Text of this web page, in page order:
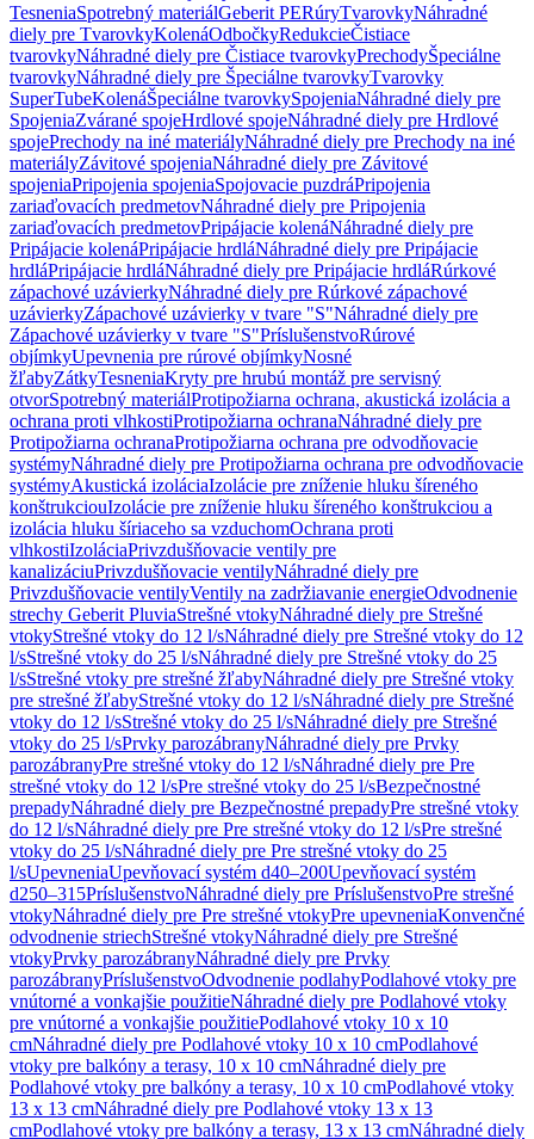
TesneniaSpotrebný materiálGeberit PERúryTvarovkyNáhradné
diely pre TvarovkyKolenáOdbočkyRedukcieČistiace
tvarovkyNáhradné diely pre Čistiace tvarovkyPrechodyŠpeciálne
tvarovkyNáhradné diely pre Špeciálne tvarovkyTvarovky
SuperTubeKolenáŠpeciálne tvarovkySpojeniaNáhradné diely pre
SpojeniaZvárané spojeHrdlové spojeNáhradné diely pre Hrdlové
spojePrechody na iné materiályNáhradné diely pre Prechody na iné
materiályZávitové spojeniaNáhradné diely pre Závitové
spojeniaPripojenia spojeniaSpojovacie puzdráPripojenia
zariaďovacích predmetovNáhradné diely pre Pripojenia
zariaďovacích predmetovPripájacie kolenáNáhradné diely pre
Pripájacie kolenáPripájacie hrdláNáhradné diely pre Pripájacie
hrdláPripájacie hrdláNáhradné diely pre Pripájacie hrdláRúrkové
zápachové uzávierkyNáhradné diely pre Rúrkové zápachové
uzávierkyZápachové uzávierky v tvare "S"Náhradné diely pre
Zápachové uzávierky v tvare "S"PríslušenstvoRúrové
objímkyUpevnenia pre rúrové objímkyNosné
žľabyZátkyTesneniaKryty pre hrubú montáž pre servisný
otvorSpotrebný materiálProtipožiarna ochrana, akustická izolácia a
ochrana proti vlhkostiProtipožiarna ochranaNáhradné diely pre
Protipožiarna ochranaProtipožiarna ochrana pre odvodňovacie
systémyNáhradné diely pre Protipožiarna ochrana pre odvodňovacie
systémyAkustická izoláciaIzolácie pre zníženie hluku šíreného
konštrukciouIzolácie pre zníženie hluku šíreného konštrukciou a
izolácia hluku šíriaceho sa vzduchomOchrana proti
vlhkostiIzoláciaPrivzdušňovacie ventily pre
kanalizáciuPrivzdušňovacie ventilyNáhradné diely pre
Privzdušňovacie ventilyVentily na zadržiavanie energieOdvodnenie
strechy Geberit PluviaStrešné vtokyNáhradné diely pre Strešné
vtokyStrešné vtoky do 12 l/sNáhradné diely pre Strešné vtoky do 12
l/sStrešné vtoky do 25 l/sNáhradné diely pre Strešné vtoky do 25
l/sStrešné vtoky pre strešné žľabyNáhradné diely pre Strešné vtoky
pre strešné žľabyStrešné vtoky do 12 l/sNáhradné diely pre Strešné
vtoky do 12 l/sStrešné vtoky do 25 l/sNáhradné diely pre Strešné
vtoky do 25 l/sPrvky parozábranyNáhradné diely pre Prvky
parozábranyPre strešné vtoky do 12 l/sNáhradné diely pre Pre
strešné vtoky do 12 l/sPre strešné vtoky do 25 l/sBezpečnostné
prepadyNáhradné diely pre Bezpečnostné prepadyPre strešné vtoky
do 12 l/sNáhradné diely pre Pre strešné vtoky do 12 l/sPre strešné
vtoky do 25 l/sNáhradné diely pre Pre strešné vtoky do 25
l/sUpevneniaUpevňovací systém d40–200Upevňovací systém
d250–315PríslušenstvoNáhradné diely pre PríslušenstvoPre strešné
vtokyNáhradné diely pre Pre strešné vtokyPre upevneniaKonvenčné
odvodnenie striechStrešné vtokyNáhradné diely pre Strešné
vtokyPrvky parozábranyNáhradné diely pre Prvky
parozábranyPríslušenstvoOdvodnenie podlahyPodlahové vtoky pre
vnútorné a vonkajšie použitieNáhradné diely pre Podlahové vtoky
pre vnútorné a vonkajšie použitiePodlahové vtoky 10 x 10
cmNáhradné diely pre Podlahové vtoky 10 x 10 cmPodlahové
vtoky pre balkóny a terasy, 10 x 10 cmNáhradné diely pre
Podlahové vtoky pre balkóny a terasy, 10 x 10 cmPodlahové vtoky
13 x 13 cmNáhradné diely pre Podlahové vtoky 13 x 13
cmPodlahové vtoky pre balkóny a terasy, 13 x 13 cmNáhradné diely